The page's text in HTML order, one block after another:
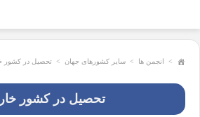
> انجمن ها > سایر کشورهای جهان > تحصیل در کشور
تحصیل در کشور